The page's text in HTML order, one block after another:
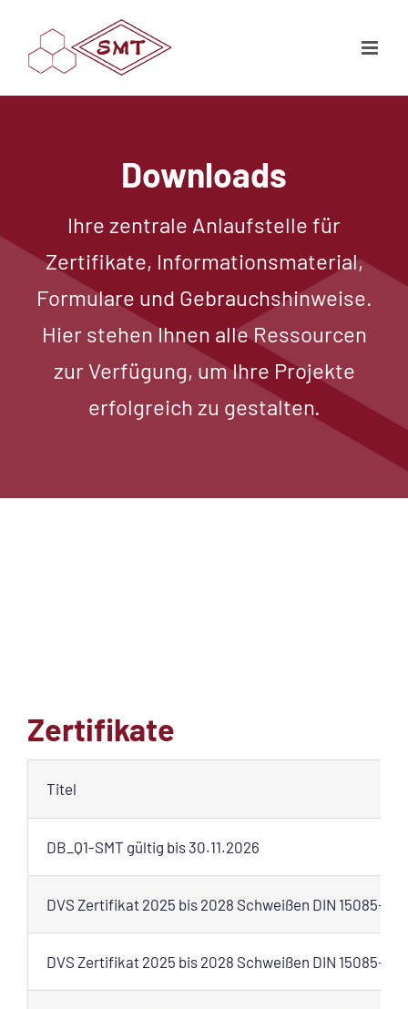
springen
Downloads
Ihre zentrale Anlaufstelle für
Zertifikate, Informationsmaterial,
Formulare und Gebrauchshinweise.
Hier stehen Ihnen alle Ressourcen
zur Verfügung, um Ihre Projekte
erfolgreich zu gestalten.
Zertifikate
Titel
DB_Q1-SMT gültig bis 30.11.2026
DVS Zertifikat 2025 bis 2028 Schweißen DIN 15085-2
DVS Zertifikat 2025 bis 2028 Schweißen DIN 15085-2